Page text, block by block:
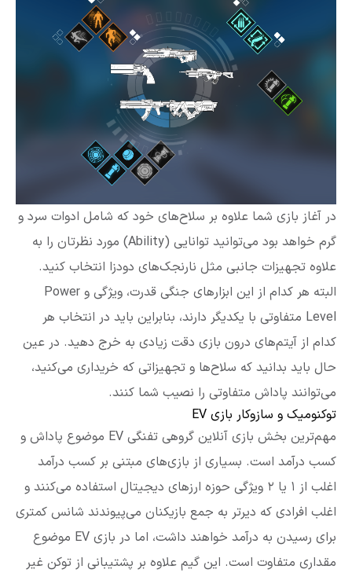
در آغاز بازی شما علاوه بر سلاح‌های خود که شامل ادوات سرد و
گرم خواهد بود می‌توانید توانایی (Ability) مورد نظرتان را به
علاوه تجهیزات جانبی مثل نارنجک‌های دودزا انتخاب کنید.
البته هر کدام از این ابزارهای جنگی قدرت، ویژگی و Power
Level متفاوتی با یکدیگر دارند، بنابراین باید در انتخاب هر
کدام از آیتم‌های درون بازی دقت زیادی به خرج دهید. در عین
حال باید بدانید که سلاح‌ها و تجهیزاتی که خریداری می‌کنید،
می‌توانند پاداش متفاوتی را نصیب شما کنند.
توکنومیک و سازوکار بازی EV
مهم‌ترین بخش بازی آنلاین گروهی تفنگی EV موضوع پاداش و
کسب درآمد است. بسیاری از بازی‌های مبتنی بر کسب درآمد
اغلب از ۱ یا ۲ ویژگی حوزه ارزهای دیجیتال استفاده می‌کنند و
اغلب افرادی که دیرتر به جمع بازیکنان می‌پیوندند شانس کمتری
برای رسیدن به درآمد خواهند داشت، اما در بازی EV موضوع
مقداری متفاوت است. این گیم علاوه بر پشتیبانی از توکن غیر